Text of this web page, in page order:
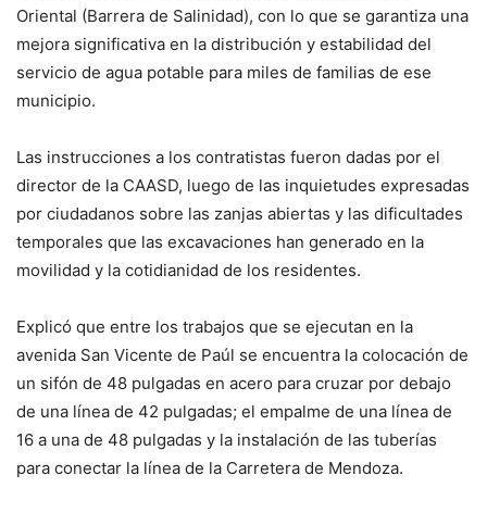
Oriental (Barrera de Salinidad), con lo que se garantiza una
mejora significativa en la distribución y estabilidad del
servicio de agua potable para miles de familias de ese
municipio.
Las instrucciones a los contratistas fueron dadas por el
director de la CAASD, luego de las inquietudes expresadas
por ciudadanos sobre las zanjas abiertas y las dificultades
temporales que las excavaciones han generado en la
movilidad y la cotidianidad de los residentes.
Explicó que entre los trabajos que se ejecutan en la
avenida San Vicente de Paúl se encuentra la colocación de
un sifón de 48 pulgadas en acero para cruzar por debajo
de una línea de 42 pulgadas; el empalme de una línea de
16 a una de 48 pulgadas y la instalación de las tuberías
para conectar la línea de la Carretera de Mendoza.